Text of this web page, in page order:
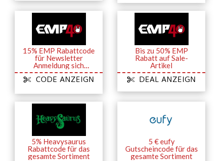
15% EMP Rabattcode
für Newsletter
Anmeldung sich
sichern
CODE ANZEIGN
Bis zu 50% EMP
Rabatt auf Sale-
Artikel
DEAL ANZEIGN
5% Heavysaurus
Rabattcode für das
gesamte Sortiment
5 € eufy
Gutscheincode für das
gesamte Sortiment